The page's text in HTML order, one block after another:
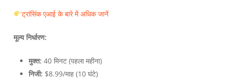
ट्रांसिंक एआई के बारे में अधिक जानें
मूल्य निर्धारण:
मुक्त: 40 मिनट (पहला महीना)
निजी: $8.99/माह (10 घंटे)